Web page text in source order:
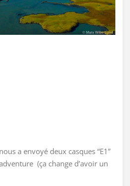
nous a envoyé deux casques “E1”
(ça change d’avoir un